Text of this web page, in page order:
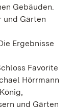
Gebäuden.
und Gärten
Ergebnisse
Favorite
Hörrmann
und Gärten